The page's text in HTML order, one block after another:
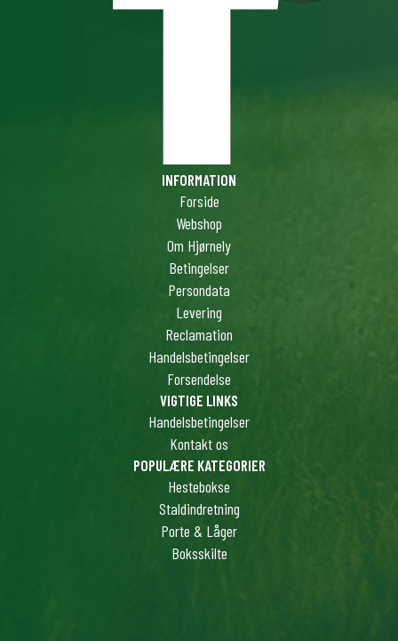
INFORMATION
Forside
Webshop
Om Hjørnely
Betingelser
Persondata
Levering
Reclamation
Handelsbetingelser
Forsendelse
VIGTIGE LINKS
Handelsbetingelser
Kontakt os
POPULÆRE KATEGORIER
Hestebokse
Staldindretning
Porte & Låger
Boksskilte